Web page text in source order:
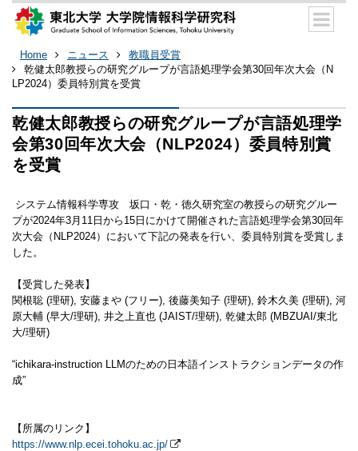
Home ニュース
教職員受賞
乾健太郎教授らの研究グループが言語処理学会第30回年次大会（N
LP2024）委員特別賞を受賞
乾健太郎教授らの研究グループが言語処理学
会第30回年次大会（NLP2024）委員特別賞
を受賞
システム情報科学専攻 坂口・乾・徳久研究室の教授らの研究グルー
プが2024年3月11日から15日にかけて開催された言語処理学会第30回年
次大会（NLP2024）において下記の発表を行い、委員特別賞を受賞しま
した。
【受賞した発表】
関根聡 (理研), 安藤まや (フリー), 後藤美知子 (理研), 鈴木久美 (理研), 河
原大輔 (早大/理研), 井之上直也 (JAIST/理研), 乾健太郎 (MBZUAI/東北
大/理研)
“ichikara-instruction LLMのための日本語インストラクションデータの作
成”
【所属のリンク】
https://www.nlp.ecei.tohoku.ac.jp/